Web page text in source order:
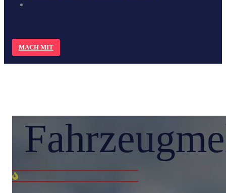
MACH MIT